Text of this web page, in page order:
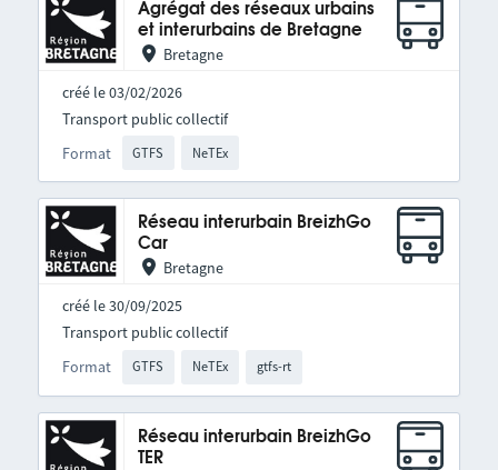
Agrégat des réseaux urbains
et interurbains de Bretagne
Bretagne
créé le 03/02/2026
Format GTFS NeTEx
Transport public collectif
Réseau interurbain BreizhGo
Car
Bretagne
créé le 30/09/2025
Format GTFS NeTEx gtfs-rt
Transport public collectif
Réseau interurbain BreizhGo
TER